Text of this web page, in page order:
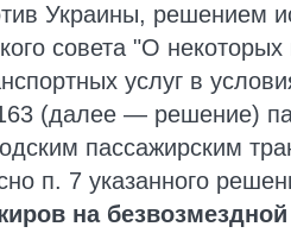
Украины, решением
совета "О
услуг в
(далее — решение)
пассажирским
п. 7 указанного
на